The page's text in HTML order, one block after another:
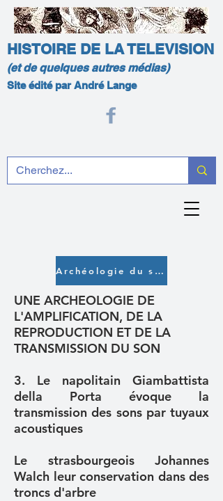
HISTOIRE DE LA TELEVISION
(et de quelques autres médias)
Site édité par André Lange
Archéologie du son
UNE ARCHEOLOGIE DE
L'AMPLIFICATION, DE LA
REPRODUCTION ET DE LA
TRANSMISSION DU SON
3. Le napolitain Giambattista
della Porta évoque la
transmission des sons par tuyaux
acoustiques
Le strasbourgeois Johannes
Walch leur conservation dans des
troncs d'arbre